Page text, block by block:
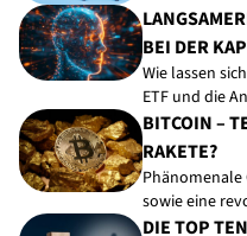
BEI DER
Wie lassen
ETF und die
BITCOIN –
RAKETE?
sowie eine
DIE TOP